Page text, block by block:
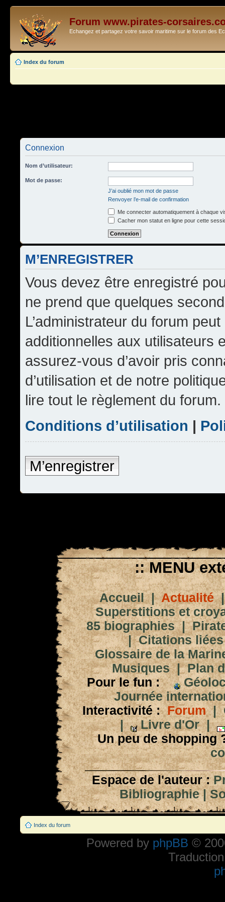
Forum www.pirates-
Echangez et partagez votre savoir maritime sur le forum des
Index du forum
Connexion
Nom d’utilisateur:
Mot de passe:
J’ai oublié mon mot de passe
Renvoyer l’e-mail de confirmation
Me connecter automatiquement à chaque
Cacher mon statut en ligne pour cette
M’ENREGISTRER
Vous devez être enregistré
ne prend que quelques
L’administrateur du forum
additionnelles aux utilisateurs
assurez-vous d’avoir pris
d’utilisation et de notre
lire tout le règlement du forum.
Conditions d’utilisation |
M’enregistrer
:: MENU
Accueil|Actualité
Superstitions et
85 biographies|
|Citations
Glossaire de la
Musiques|Plan
Pour le fun :
Journée
Interactivité : Forum|
|
Livre d'Or|
Un peu de shopping
Espace de l'auteur :
Bibliographie|
Index du forum
Powered by phpBB ©